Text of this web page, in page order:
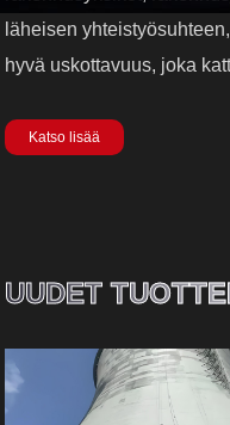
läheisen
hyvä uskottavuus, joka
Katso lisää
UUDET